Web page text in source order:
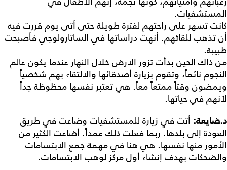
المستشفيات.
كانت تسهر على راحتهم لفترة طويلة حتى أتى يوم قررت فيه
أن تذهب للقائهم. أنهت دراساتها في الساتارولوجي فأصبحت
طبيبة.
من ذاك الحين بدأت تزور الارض خلال النهار عندما يكون عالم
النجوم نائماً، وتقوم بزيارة أصدقائها والالتقاء بهم شخصياً
ويمضون وقتاً ممتعاً معاً. هي تعتبر نفسها محظوظة جداً
لأنهم في حياتها.
د.ضايعة: أتت في زيارة للمستشفيات وضاعت في طريق
العودة إلى بلدها. ربما فعلت ذلك عمداً. أضاعت الكثير من
الأمور منها نفسها. هي هنا في مهمة جمع الابتسامات
والضحكات بهدف إنشاء أول مركز لوهب الابتسامات.